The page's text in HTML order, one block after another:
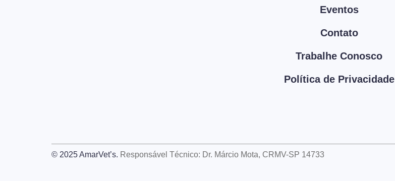
Eventos
Contato
Trabalhe Conosco
Política de Privacidade
© 2025 AmarVet’s. Responsável Técnico: Dr. Márcio Mota, CRMV-SP 14733